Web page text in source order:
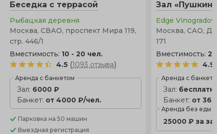
от закрытой террасы.
Беседка с террасой
Рыбацкая деревня
Москва, СВАО, проспект Мира 119,
стр. 446/1
Вместимость: 10 - 20 чел.
4.5 (1093 отзыва)
Аренда с банкетом
Зал: 6000 ₽
Банкет: от 4000 ₽/чел.
Парковка на 50 машин
Выездная регистрация
Зал «Пушкин»
Edge
Москва, САО,
171
Вместимость:
4.9
Аренда с
Зал:
Банкет: от
Аренда без еды
25000 ₽ за